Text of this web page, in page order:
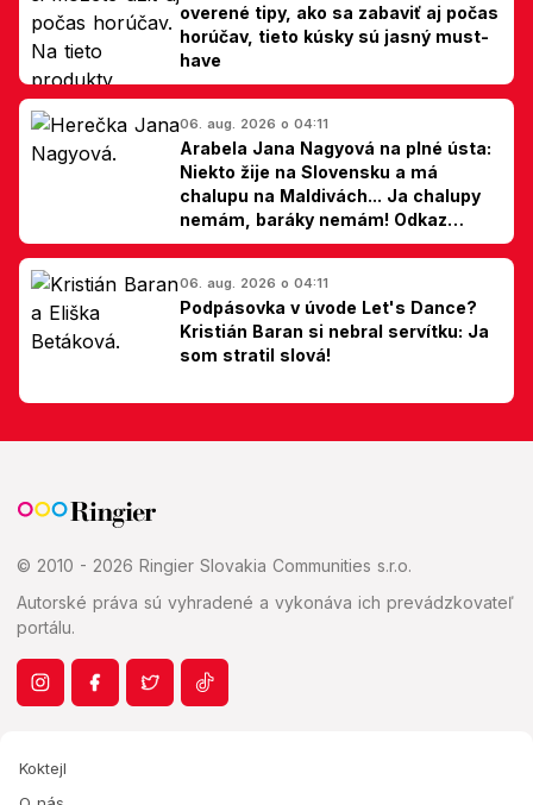
overené tipy, ako sa zabaviť aj počas
horúčav, tieto kúsky sú jasný must-
have
06. aug. 2026 o 04:11
Arabela Jana Nagyová na plné ústa:
Niekto žije na Slovensku a má
chalupu na Maldivách... Ja chalupy
nemám, baráky nemám! Odkaz
Slovákom
06. aug. 2026 o 04:11
Podpásovka v úvode Let's Dance?
Kristián Baran si nebral servítku: Ja
som stratil slová!
© 2010 - 2026 Ringier Slovakia Communities s.r.o.
Autorské práva sú vyhradené a vykonáva ich prevádzkovateľ
portálu.
Koktejl